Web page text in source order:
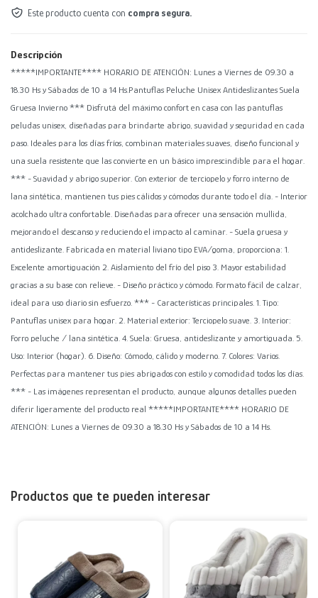
Este producto cuenta con compra segura.
Descripción
*****IMPORTANTE**** HORARIO DE ATENCIÓN: Lunes a Viernes de 09.30 a
18.30 Hs y Sábados de 10 a 14 Hs.Pantuflas Peluche Unisex Antideslizantes Suela
Gruesa Invierno *** Disfrutá del máximo confort en casa con las pantuflas
peludas unisex, diseñadas para brindarte abrigo, suavidad y seguridad en cada
paso. Ideales para los días fríos, combinan materiales suaves, diseño funcional y
una suela resistente que las convierte en un básico imprescindible para el hogar.
*** - Suavidad y abrigo superior. Con exterior de terciopelo y forro interno de
lana sintética, mantienen tus pies cálidos y cómodos durante todo el día. - Interior
acolchado ultra confortable. Diseñadas para ofrecer una sensación mullida,
mejorando el descanso y reduciendo el impacto al caminar. - Suela gruesa y
antideslizante. Fabricada en material liviano tipo EVA/goma, proporciona: 1.
Excelente amortiguación 2. Aislamiento del frío del piso 3. Mayor estabilidad
gracias a su base con relieve. - Diseño práctico y cómodo. Formato fácil de calzar,
ideal para uso diario sin esfuerzo. *** - Características principales. 1. Tipo:
Pantuflas unisex para hogar. 2. Material exterior: Terciopelo suave. 3. Interior:
Forro peluche / lana sintética. 4. Suela: Gruesa, antideslizante y amortiguada. 5.
Uso: Interior (hogar). 6. Diseño: Cómodo, cálido y moderno. 7. Colores: Varios.
Perfectas para mantener tus pies abrigados con estilo y comodidad todos los días.
*** - Las imágenes representan el producto, aunque algunos detalles pueden
diferir ligeramente del producto real *****IMPORTANTE**** HORARIO DE
ATENCIÓN: Lunes a Viernes de 09.30 a 18.30 Hs y Sábados de 10 a 14 Hs.
Productos que te pueden interesar